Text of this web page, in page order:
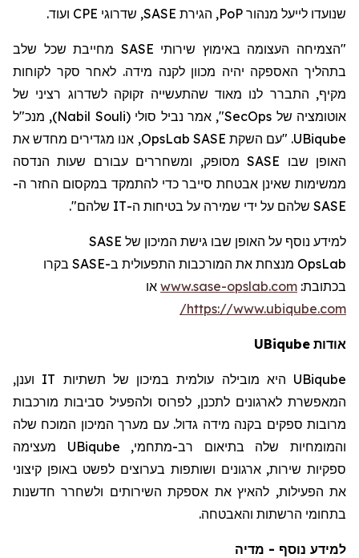
שנועדו לייעל מנהור PoP, הגירת SASE, שדרוגי CPE ועוד.
"הצמיחה העצומה באימוץ שירותי SASE מחייבת שכל שלב
בתהליך האספקה יהיה מכוון לקנה מידה. לאחר סקר לקוחות
מקיף, התברר לנו מאוד שהתעשייה זקוקה לשדרוג רציני של
אוטומציה של SecOps", אמר נביל סולי (
Nabil Souli
), מנכ"ל
UBiqube. "עם השקת SASE OpsLab, אנו מגדירים מחדש את
האופן שבו SASE מסופק, ומשחררים עבורם שעות הנדסה
ממשימות שאינן אבטחת סייבר כדי להתמקד במקסום החזר ה-
SASE שלהם על ידי שמירה על בטיחות ה-IT שלהם".
למידע נוסף על האופן שבו גישת המיכון של SASE
OpsLab מנצחת את המורכבות התפעולית ב-SASE בקרו
בכתובת:
www.sase-opslab.com או
https://www.ubiqube.com/
אודות UBiqube
UBiqube היא מובילה עולמית במיכון של תשתיות IT וענן,
המאפשרת לארגונים לתכנן, לפרוס ולהפעיל סביבות מורכבות
מרובות ספקים בקנה מידה גדול. עם מערך המיכון המוכח שלה
והמומחיות שלה בתיאום רב-מתחמי, UBiqube מעצימה
ספקיות שירות, ארגונים ושותפות בערוצים לפשט באופן קיצוני
את הפעילות, להאיץ את אספקת השירותים ולשחרר חדשנות
בתחומי הרשתות והאבטחה.
למידע נוסף - מדיה